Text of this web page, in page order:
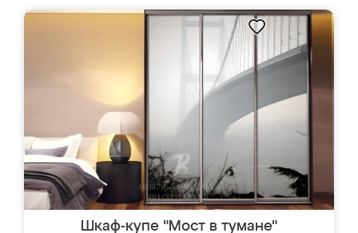
Шкаф-купе "Мост в тумане"